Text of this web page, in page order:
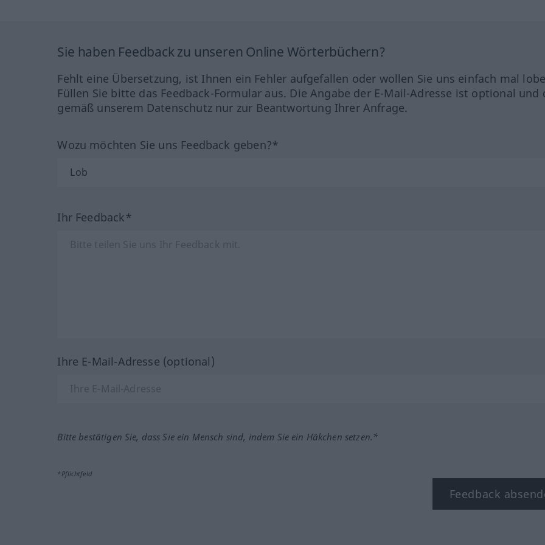
Sie haben Feedback zu unseren Online Wörterbüchern?
Fehlt eine Übersetzung, ist Ihnen ein Fehler aufgefallen oder wollen Sie uns einfach mal
Füllen Sie bitte das Feedback-Formular aus. Die Angabe der E-Mail-Adresse ist optional und
gemäß unserem Datenschutz nur zur Beantwortung Ihrer Anfrage.
Wozu möchten Sie uns Feedback geben?*
Ihr Feedback*
Ihre E-Mail-Adresse (optional)
Bitte bestätigen Sie, dass Sie ein Mensch sind, indem Sie ein Häkchen setzen.*
*Pflichtfeld
Feedback